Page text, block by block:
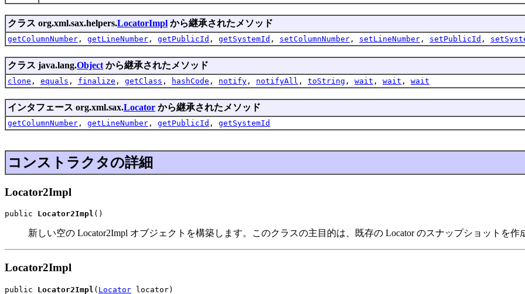
クラス org.xml.sax.helpers.LocatorImpl から継承されたメソッド
getColumnNumber , getLineNumber , getPublicId , getSystemId , setColumnNumber , setLineNumber , setPublicId ,
クラス java.lang.Object から継承されたメソッド
clone , equals , finalize , getClass , hashCode , notify , notifyAll , toString , wait , wait , wait
インタフェース org.xml.sax.Locator から継承されたメソッド
getColumnNumber , getLineNumber , getPublicId , getSystemId
コンストラクタの詳細
Locator2Impl
public Locator2Impl ()
新しい空の Locator2Impl オブジェクトを構築します。このクラスの主目的は、既存の Locator のスナップショットを
Locator2Impl
public Locator2Impl ( Locator locator)